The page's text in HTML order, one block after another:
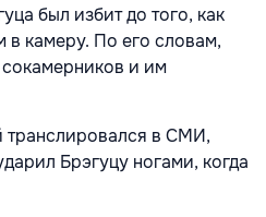
был избит до того, как
камеру. По его словам,
и им
транслировался в СМИ,
Брэгуцу ногами, когда